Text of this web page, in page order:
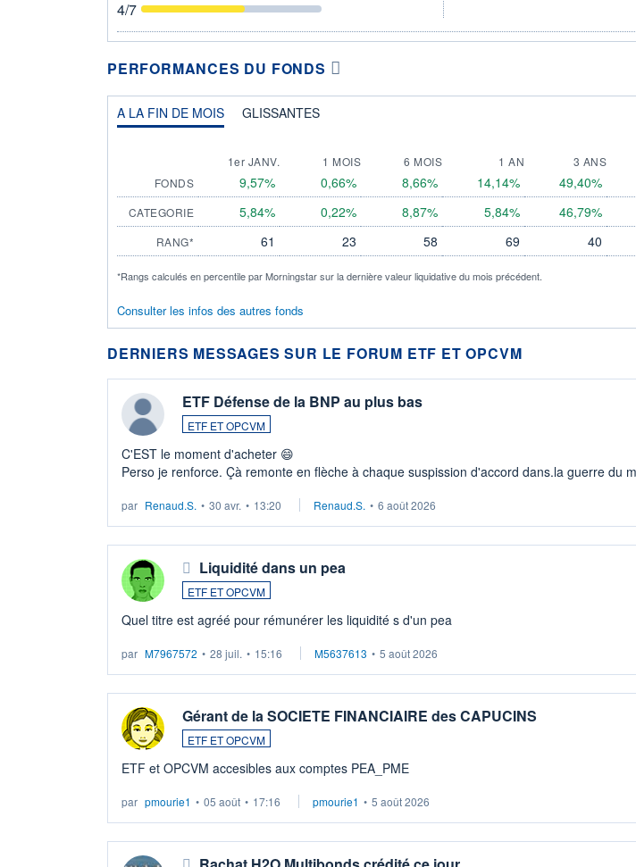
4/7
PERFORMANCES DU FONDS
A LA FIN DE MOIS GLISSANTES
1er JANV. 1 MOIS 6 MOIS 1 AN 3 ANS
FONDS
9,57% 0,66% 8,66% 14,14% 49,40%
CATEGORIE 5,84% 0,22% 8,87% 5,84% 46,79%
RANG* 61 23 58 69 40
*Rangs calculés en percentile par Morningstar sur la dernière valeur liquidative du mois précédent.
Consulter les infos des autres fonds
DERNIERS MESSAGES SUR LE FORUM ETF ET OPCVM
ETF Défense de la BNP au plus bas
ETF ET OPCVM
C'EST le moment d'acheter 😄​
Perso je renforce. Çà remonte en flèche à chaque suspission d'accord dans.la guerre du
par Renaud.S. • 30 avr. • 13:20 Renaud.S. • 6 août 2026
Liquidité dans un pea
ETF ET OPCVM
Quel titre est agréé pour rémunérer les liquidité s d'un pea
par M7967572 • 28 juil. • 15:16 M5637613 • 5 août 2026
Gérant de la SOCIETE FINANCIAIRE des CAPUCINS
ETF ET OPCVM
ETF et OPCVM accesibles aux comptes PEA_PME
par pmourie1 • 05 août • 17:16 pmourie1 • 5 août 2026